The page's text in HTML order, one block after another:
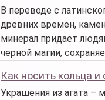
В переводе с
древних времен,
минерал придает
черной магии,
Как носить кольца и
Украшения из агата –